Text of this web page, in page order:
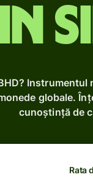
globale.
cunoștință de
Rata